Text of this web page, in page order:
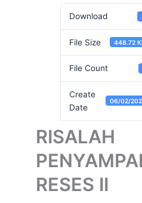
Download
File Size 448.72
File Count
Create
Date
06/02/
RISALAH
RESES II